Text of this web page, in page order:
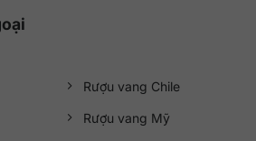
Rượu vang Chile
Rượu vang Mỹ